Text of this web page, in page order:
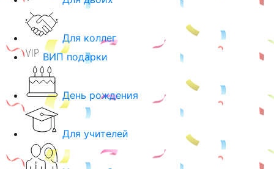
Для коллег
ВИП подарки
День рождения
Для учителей